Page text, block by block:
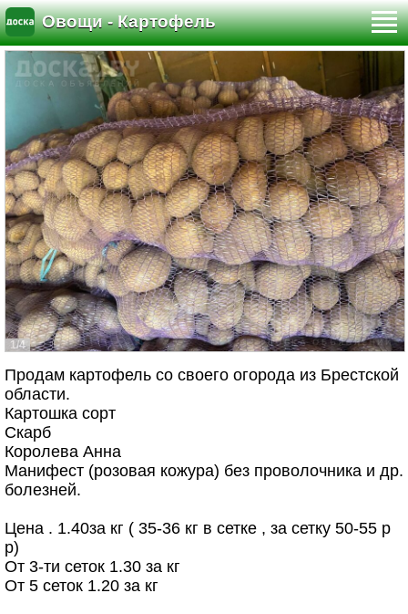
Овощи - Картофель
1/4
Продам картофель со своего огорода из Брестской
области.
Картошка сорт
Скарб
Королева Анна
Манифест (розовая кожура) без проволочника и др.
болезней.
Цена . 1.40за кг ( 35-36 кг в сетке , за сетку 50-55 р
р)
От 3-ти сеток 1.30 за кг
От 5 сеток 1.20 за кг